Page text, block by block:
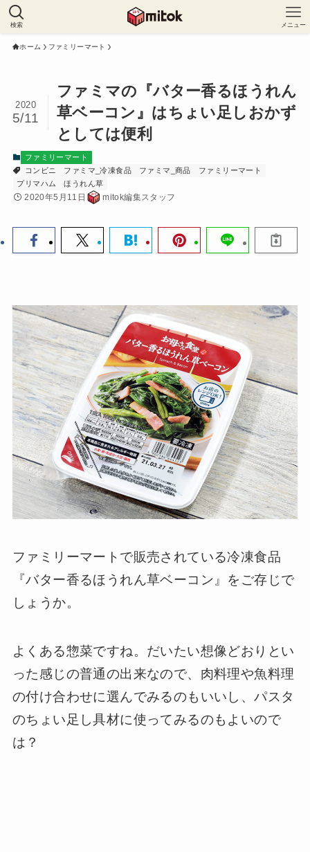
検索 メニュー
ホーム ファミリーマート
ファミマの『バター香るほうれん
草ベーコン』はちょい足しおかず
としては便利
2020
5/11
ファミリーマート
コンビニ
ファミマ_冷凍食品 ファミマ_商品
ファミリーマート
プリマハム
ほうれん草
2020年5月11日 mitok編集スタッフ
ファミリーマートで販売されている冷凍食品
『バター香るほうれん草ベーコン』をご存じで
しょうか。
よくある惣菜ですね。だいたい想像どおりとい
った感じの普通の出来なので、肉料理や魚料理
の付け合わせに選んでみるのもいいし、パスタ
のちょい足し具材に使ってみるのもよいので
は？